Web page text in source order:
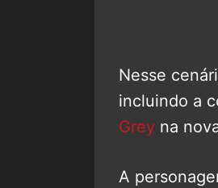
Nesse
incluindo a
Grey na
A